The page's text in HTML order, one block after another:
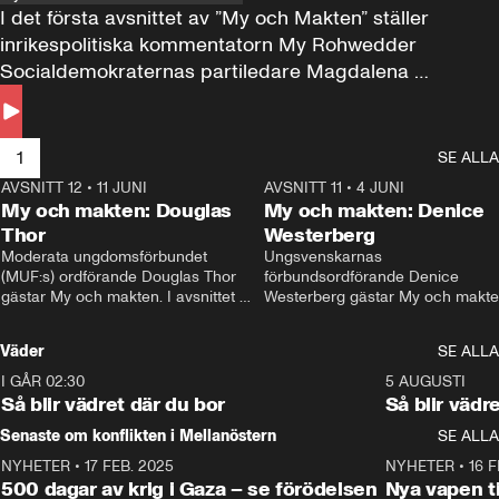
I det första avsnittet av ”My och Makten” ställer
inrikespolitiska kommentatorn My Rohwedder
Socialdemokraternas partiledare Magdalena
Andersson till svars.
1
SE ALLA
AVSNITT 12 • 11 JUNI
My och makten: Douglas
Thor
Moderata ungdomsförbundet
(MUF:s) ordförande Douglas Thor
gästar My och makten. I avsnittet
AVSNITT 11 • 4 JUNI
My och makten: Denice
Westerberg
Ungsvenskarnas
förbundsordförande Denice
Westerberg gästar My och
Väder
SE ALLA
I GÅR 02:30
Så blir vädret där du bor
5 AUGUSTI
Så blir
Senaste om konflikten i Mellanöstern
SE ALLA
NYHETER • 17 FEB. 2025
500 dagar av krig i Gaza – se förödelsen
NYHETER• 16
Nya vapen